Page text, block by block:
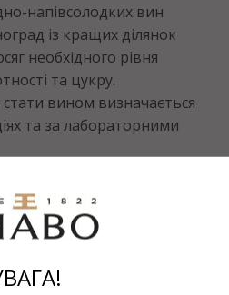
напівсолодких вин
із кращих ділянок
необхідного рівня
та цукру.
вином визначається
та за лабораторними
15-30 хвилин
для переробки.
так і білих вин
досягає необхідного рівня